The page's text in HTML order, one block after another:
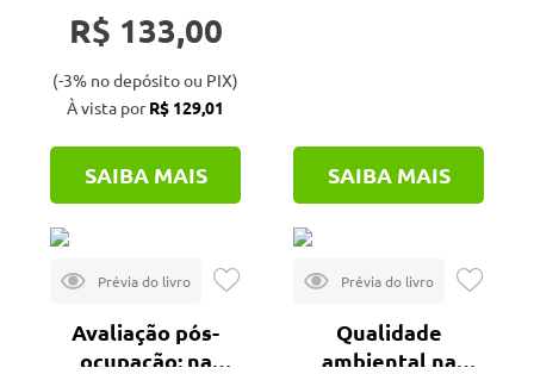
R$ 133,00
(-3% no depósito ou PIX)
À vista porR$ 129,01
SAIBA MAIS SAIBA MAIS
Avaliação pós-
ocupação: na
Qualidade
ambiental na